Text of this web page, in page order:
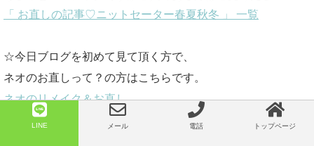
「 お直しの記事♡ニットセーター春夏秋冬 」 一覧
☆今日ブログを初めて見て頂く方で、
ネオのお直しって？の方はこちらです。
ネオのリメイク＆お直し
LINE メール 電話 トップページ